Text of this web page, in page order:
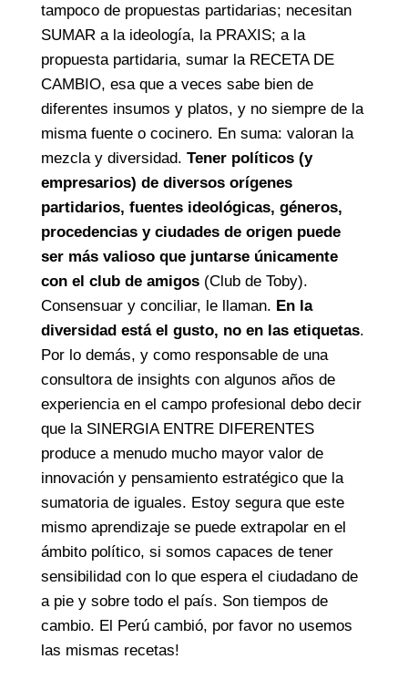
tampoco de propuestas partidarias; necesitan
SUMAR a la ideología, la PRAXIS; a la
propuesta partidaria, sumar la RECETA DE
CAMBIO, esa que a veces sabe bien de
diferentes insumos y platos, y no siempre de la
misma fuente o cocinero. En suma: valoran la
mezcla y diversidad. Tener políticos (y
empresarios) de diversos orígenes
partidarios, fuentes ideológicas, géneros,
procedencias y ciudades de origen puede
ser más valioso que juntarse únicamente
con el club de amigos(Club de Toby).
Consensuar y conciliar, le llaman. En la
diversidad está el gusto, no en las etiquetas.
Por lo demás, y como responsable de una
consultora de insights con algunos años de
experiencia en el campo profesional debo decir
que la SINERGIA ENTRE DIFERENTES
produce a menudo mucho mayor valor de
innovación y pensamiento estratégico que la
sumatoria de iguales. Estoy segura que este
mismo aprendizaje se puede extrapolar en el
ámbito político, si somos capaces de tener
sensibilidad con lo que espera el ciudadano de
a pie y sobre todo el país. Son tiempos de
cambio. El Perú cambió, por favor no usemos
las mismas recetas!